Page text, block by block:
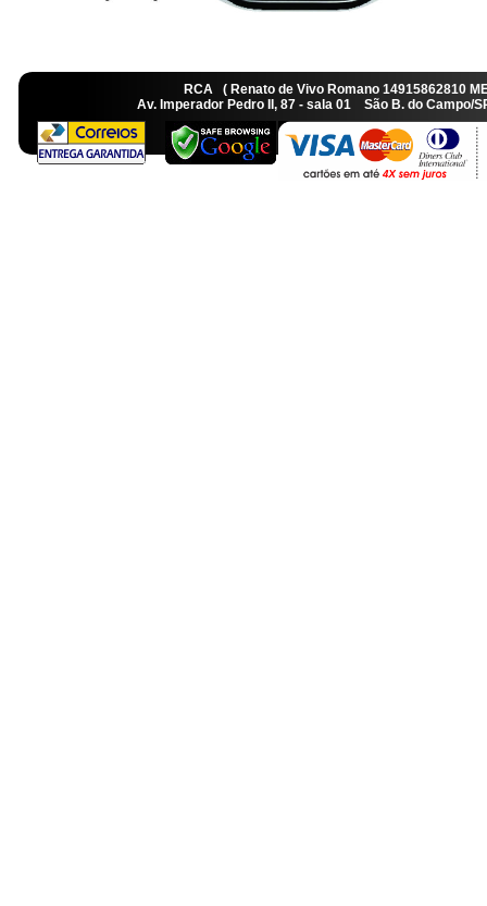
RCA ( Renato de Vivo Romano
Av. Imperador Pedro II, 87 - sala 01 São B. do